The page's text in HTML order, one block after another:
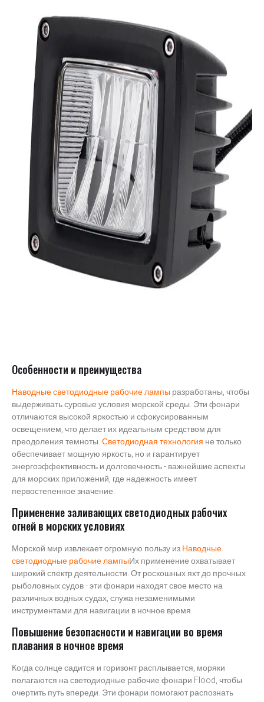
Особенности и преимущества
Наводные светодиодные рабочие лампыразработаны, чтобы
выдерживать суровые условия морской среды. Эти фонари
отличаются высокой яркостью и сфокусированным
освещением, что делает их идеальным средством для
преодоления темноты.Светодиодная технология не только
обеспечивает мощную яркость, но и гарантирует
энергоэффективность и долговечность - важнейшие аспекты
для морских приложений, где надежность имеет
первостепенное значение.
Применение заливающих светодиодных рабочих
огней в морских условиях
Морской мир извлекает огромную пользу изНаводные
светодиодные рабочие лампыИх применение охватывает
широкий спектр деятельности. От роскошных яхт до прочных
рыболовных судов - эти фонари находят свое место на
различных водных судах, служа незаменимыми
инструментами для навигации в ночное время.
Повышение безопасности и навигации во время
плавания в ночное время
Когда солнце садится и горизонт расплывается, моряки
полагаются на светодиодные рабочие фонари Flood, чтобы
очертить путь впереди. Эти фонари помогают распознать